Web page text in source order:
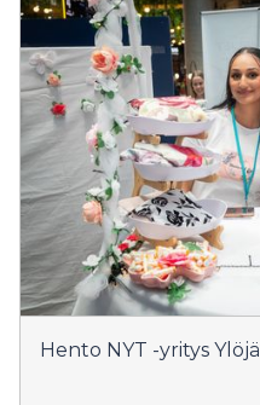
Hento NYT -yritys